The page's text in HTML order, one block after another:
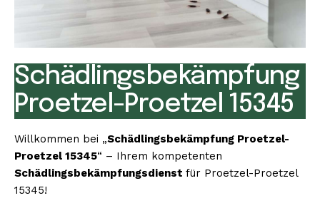
Schädlingsbekämpfung
Proetzel-Proetzel 15345
Willkommen bei „Schädlingsbekämpfung Proetzel-
Proetzel 15345“ – Ihrem kompetenten
Schädlingsbekämpfungsdienst für Proetzel-Proetzel
15345!